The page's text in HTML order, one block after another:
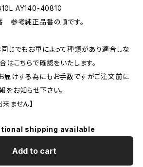
AY140-40810
参考純正品番の順です。
じでもお車によって種類があり適合しな
はこちらで確認をいたします。
届けする為にもお手数ですがご注文前に
お知らせ下さい。
ません】
shipping available
Add to cart